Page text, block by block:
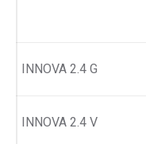
INNOVA 2.4 G
INNOVA 2.4 V